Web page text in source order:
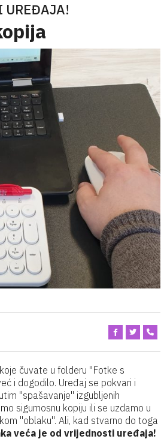
UREĐAJA!
čuvate u folderu ''Fotke s
i dogodilo. Uređaj se pokvari i
''spašavanje'' izgubljenih
sigurnosnu kopiju ili se uzdamo u
''oblaku''. Ali, kad stvarno do toga
veća je od vrijednosti uređaja!